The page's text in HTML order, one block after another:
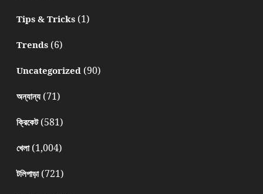
Tips & Tricks(1)
Trends(6)
Uncategorized(90)
অন্যান্য(71)
ক্রিকেট(581)
খেলা(1,004)
টলিপাড়া(721)